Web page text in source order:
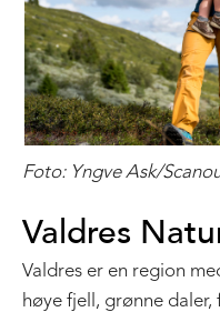
Foto: Yngve Ask/
Valdres
Valdres er en region
høye fjell, grønne